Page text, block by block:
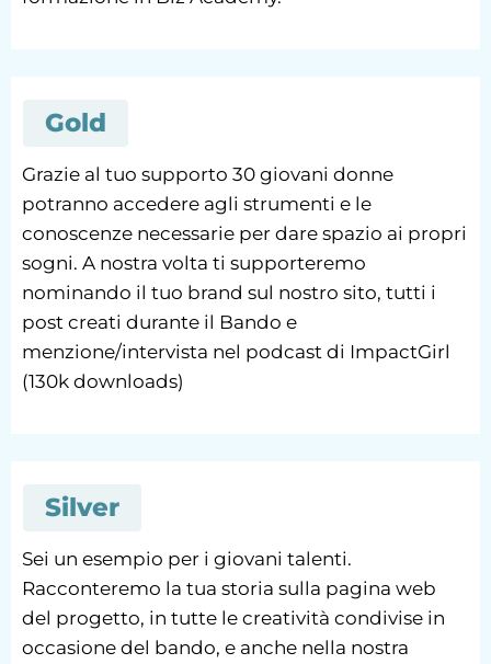
Gold
Grazie al tuo supporto 30 giovani donne
potranno accedere agli strumenti e le
conoscenze necessarie per dare spazio ai propri
sogni. A nostra volta ti supporteremo
nominando il tuo brand sul nostro sito, tutti i
post creati durante il Bando e
menzione/intervista nel podcast di ImpactGirl
(130k downloads)
Silver
Sei un esempio per i giovani talenti.
Racconteremo la tua storia sulla pagina web
del progetto, in tutte le creatività condivise in
occasione del bando, e anche nella nostra